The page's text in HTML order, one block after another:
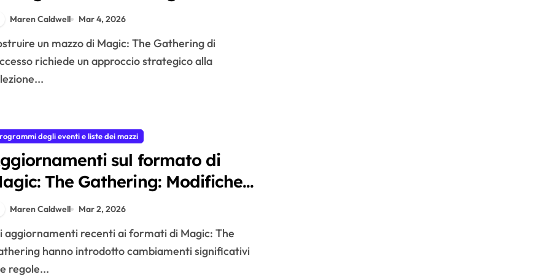
Ottimizzazione delle scelte delle
considerazioni sul formato,
dei giocatori
Maren Caldwell Mar 4, 2026
richiede un approccio strategico alla
degli eventi e liste dei mazzi
sul formato di
The Gathering: Modifiche
alle regole, divieti di carte,
della comunità
Maren Caldwell Mar 2, 2026
hanno introdotto cambiamenti significativi
regole...